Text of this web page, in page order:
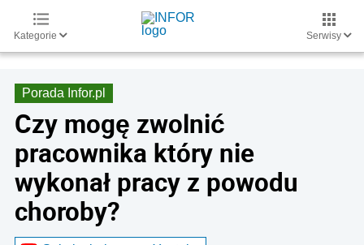
Kategorie Serwisy
Porada Infor.pl
Czy mogę zwolnić
pracownika który nie
wykonał pracy z powodu
choroby?